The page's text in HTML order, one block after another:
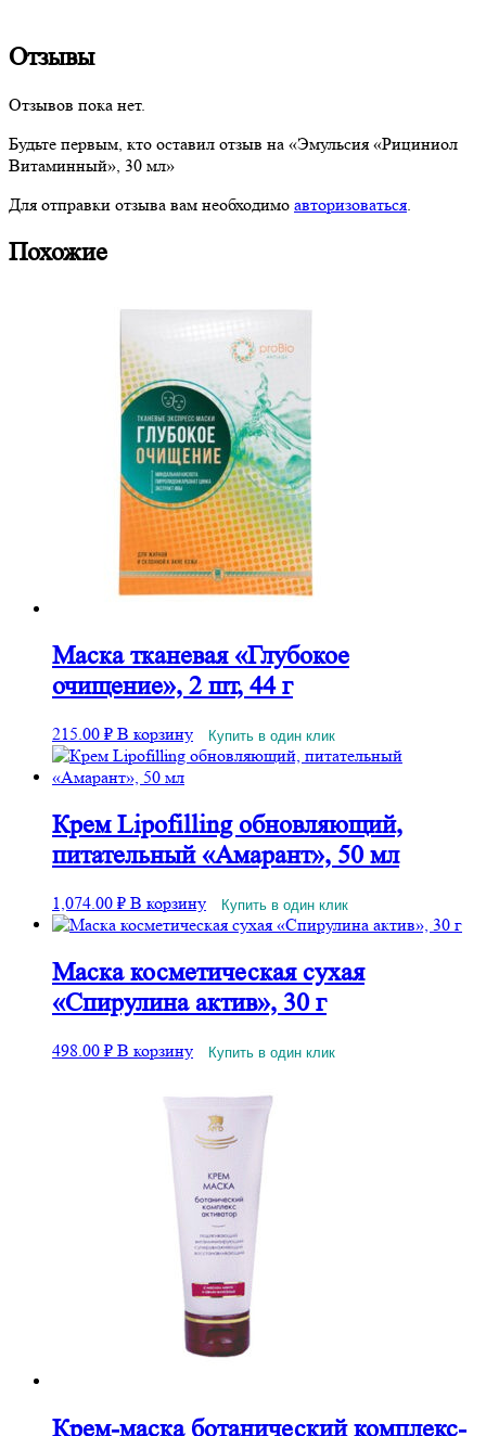
Отзывы
Отзывов пока нет.
Будьте первым, кто оставил отзыв на «Эмульсия «Рициниол
Витаминный», 30 мл»
Для отправки отзыва вам необходимо авторизоваться
Похожие
Маска тканевая «Глубокое
очищение», 2 шт, 44 г
215.00 ₽ В корзину Купить в один клик
Крем Lipofilling обновляющий,
питательный «Амарант», 50 мл
1,074.00 ₽ В корзину Купить в один клик
Маска косметическая сухая
«Спирулина актив», 30 г
498.00 ₽ В корзину Купить в один клик
Крем-маска ботанический комплекс-